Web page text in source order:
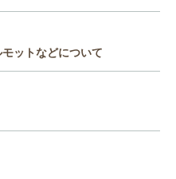
ットなどについて